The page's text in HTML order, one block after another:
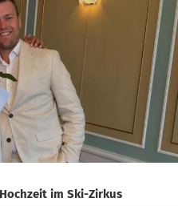
im Ski-Zirkus